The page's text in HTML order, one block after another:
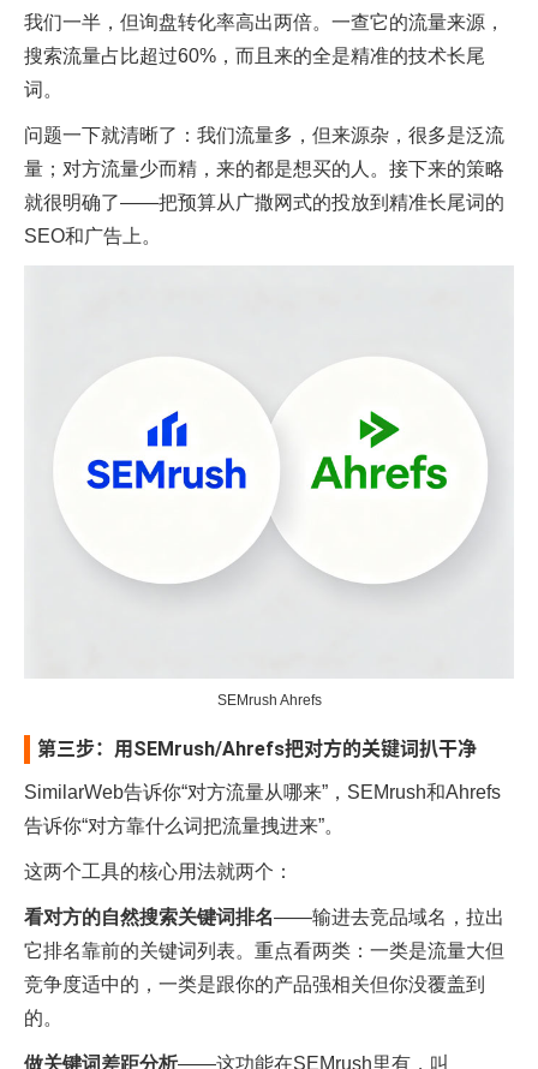
我们一半，但询盘转化率高出两倍。一查它的流量来源，
搜索流量占比超过60%，而且来的全是精准的技术长尾
词。
问题一下就清晰了：我们流量多，但来源杂，很多是泛流
量；对方流量少而精，来的都是想买的人。接下来的策略
就很明确了——把预算从广撒网式的投放到精准长尾词的
SEO和广告上。
SEMrush Ahrefs
第三步：用SEMrush/Ahrefs把对方的关键词扒干净
SimilarWeb告诉你“对方流量从哪来”，SEMrush和Ahrefs
告诉你“对方靠什么词把流量拽进来”。
这两个工具的核心用法就两个：
看对方的自然搜索关键词排名——输进去竞品域名，拉出
它排名靠前的关键词列表。重点看两类：一类是流量大但
竞争度适中的，一类是跟你的产品强相关但你没覆盖到
的。
做关键词差距分析——这功能在SEMrush里有，叫